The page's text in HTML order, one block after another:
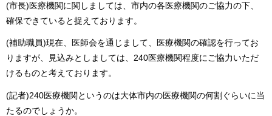
(市長)医療機関に関しましては、市内の各医療機関のご協力の下、
確保できていると捉えております。
(補助職員)現在、医師会を通じまして、医療機関の確認を行ってお
りますが、見込みとしましては、240医療機関程度にご協力いただ
けるものと考えております。
(記者)240医療機関というのは大体市内の医療機関の何割ぐらいに当
たるのでしょうか。